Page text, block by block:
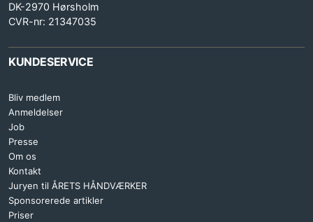
DK-2970 Hørsholm
CVR-nr: 21347035
KUNDESERVICE
Bliv medlem
Anmeldelser
Job
Presse
Om os
Kontakt
Juryen til ÅRETS HÅNDVÆRKER
Sponsorerede artikler
Priser